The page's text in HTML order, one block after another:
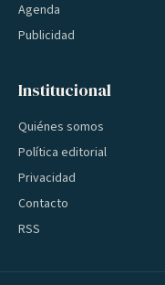
Agenda
Publicidad
Institucional
Quiénes somos
Política editorial
Privacidad
Contacto
RSS